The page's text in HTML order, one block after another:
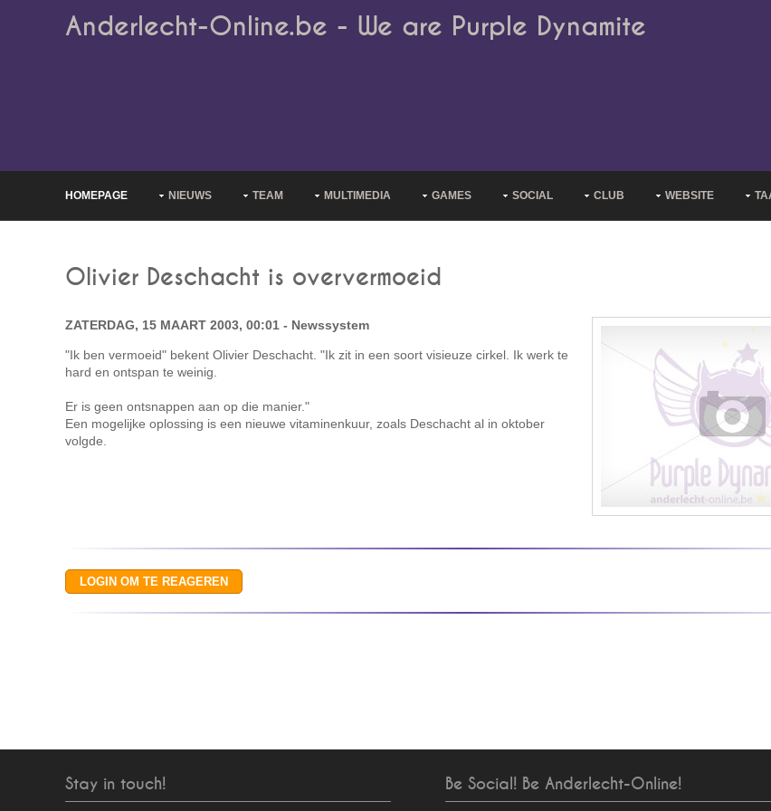
Anderlecht-Online.be - We are Purple Dynamite
HOMEPAGE NIEUWS TEAM MULTIMEDIA GAMES SOCIAL CLUB WEBSITE
Olivier Deschacht is oververmoeid
ZATERDAG, 15 MAART 2003, 00:01 - Newssystem
"Ik ben vermoeid" bekent Olivier Deschacht. "Ik zit in een soort visieuze cirkel. Ik werk te
hard en ontspan te weinig.
Er is geen ontsnappen aan op die manier."
Een mogelijke oplossing is een nieuwe vitaminenkuur, zoals Deschacht al in oktober
volgde.
Stay in touch! Be Social! Be Anderlecht-Online!